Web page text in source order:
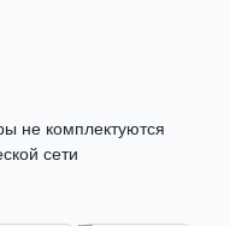
не комплектуются
сети